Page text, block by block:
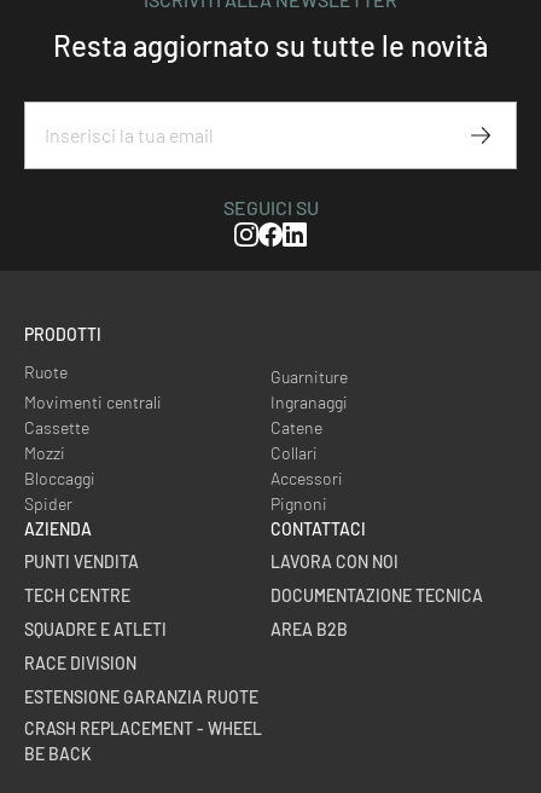
Resta aggiornato su tutte le novità
Iscriviti
SEGUICI SU
Instagram
Facebook
Linkedin
PRODOTTI
Ruote
Guarniture
Movimenti centrali
Ingranaggi
Cassette
Catene
Mozzi
Collari
Bloccaggi
Accessori
Spider
Pignoni
AZIENDA
PUNTI VENDITA
TECH CENTRE
SQUADRE E ATLETI
RACE DIVISION
ESTENSIONE GARANZIA RUOTE
CRASH REPLACEMENT - WHEEL
BE BACK
CONTATTACI
LAVORA CON NOI
DOCUMENTAZIONE TECNICA
AREA B2B